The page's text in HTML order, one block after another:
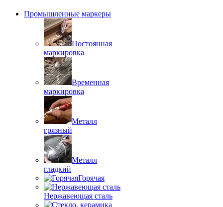
Промышленные маркеры
Постоянная
маркировка
Временная
маркировка
Металл
грязный
Металл
гладкий
Горячая
Нержавеющая сталь